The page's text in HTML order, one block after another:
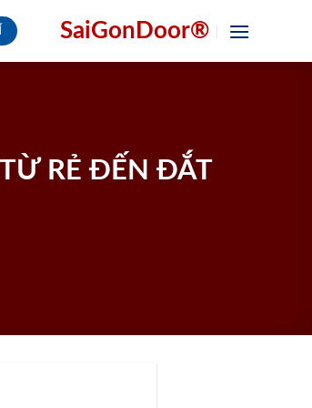
SaiGonDoor®
RẺ ĐẾN ĐẮT